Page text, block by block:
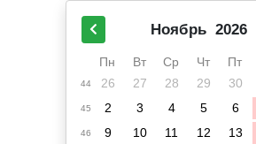
Ноябрь 2026
Пн Вт Ср Чт Пт
44 26 27 28 29 30
45 2 3 4 5 6
46 9 10 11 12 13